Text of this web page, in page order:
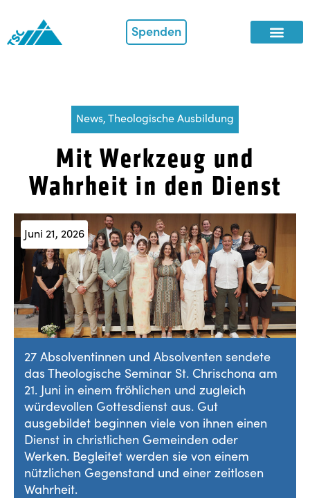
Spenden
News,Theologische Ausbildung
Mit Werkzeug und
Wahrheit in den Dienst
Juni 21, 2026
27 Absolventinnen und Absolventen sendete
das Theologische Seminar St. Chrischona am
21. Juni in einem fröhlichen und zugleich
würdevollen Gottesdienst aus. Gut
ausgebildet beginnen viele von ihnen einen
Dienst in christlichen Gemeinden oder
Werken. Begleitet werden sie von einem
nützlichen Gegenstand und einer zeitlosen
Wahrheit.